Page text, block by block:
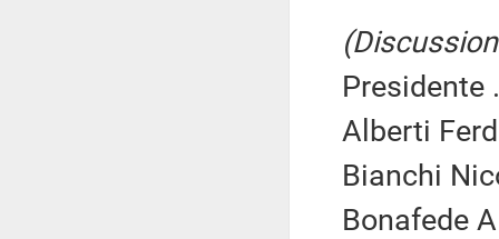
Presidente
Alberti
Bianchi
Bonafede